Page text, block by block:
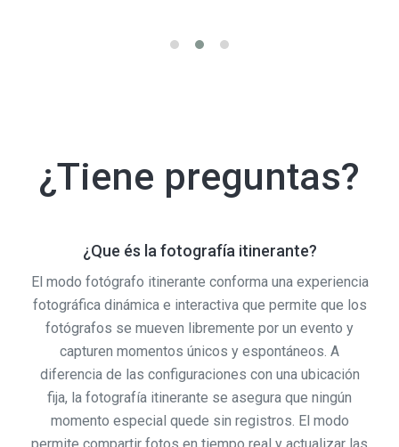
¿Tiene preguntas?
¿Que és la fotografía itinerante?
El modo fotógrafo itinerante conforma una experiencia
fotográfica dinámica e interactiva que permite que los
fotógrafos se mueven libremente por un evento y
capturen momentos únicos y espontáneos. A
diferencia de las configuraciones con una ubicación
fija, la fotografía itinerante se asegura que ningún
momento especial quede sin registros. El modo